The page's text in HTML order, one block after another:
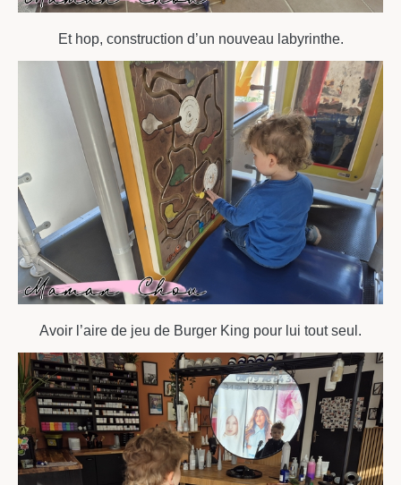
Et hop, construction d’un nouveau labyrinthe.
Avoir l’aire de jeu de Burger King pour lui tout seul.